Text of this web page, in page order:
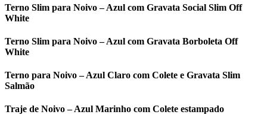
Terno Slim para Noivo – Azul com Gravata Social Slim Off
White
Terno Slim para Noivo – Azul com Gravata Borboleta Off
White
Terno para Noivo – Azul Claro com Colete e Gravata Slim
Salmão
Traje de Noivo – Azul Marinho com Colete estampado